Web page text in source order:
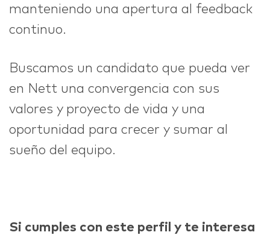
manteniendo una apertura al feedback
continuo.
Buscamos un candidato que pueda ver
en Nett una convergencia con sus
valores y proyecto de vida y una
oportunidad para crecer y sumar al
sueño del equipo.
Si cumples con este perfil y te interesa